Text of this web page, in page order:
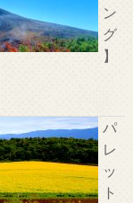
ン
グ
】
パ
レ
ッ
ト